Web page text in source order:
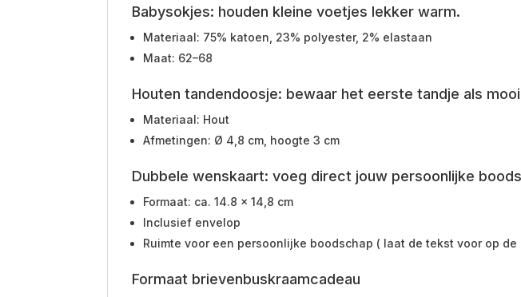
Babysokjes: houden kleine voetjes lekker warm.
Materiaal: 75% katoen, 23% polyester, 2% elastaan
Maat: 62–68
Houten tandendoosje: bewaar het eerste tandje als
Materiaal: Hout
Afmetingen: Ø 4,8 cm, hoogte 3 cm
Dubbele wenskaart: voeg direct jouw persoonlijke
Formaat: ca. 14.8 x 14,8 cm
Inclusief envelop
Ruimte voor een persoonlijke boodschap ( laat de tekst voor op
Formaat brievenbuskraamcadeau